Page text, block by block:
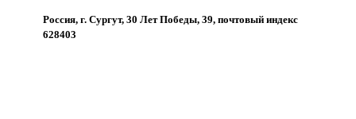
Россия, г. Сургут, 30 Лет Победы, 39, почтовый индекс
628403